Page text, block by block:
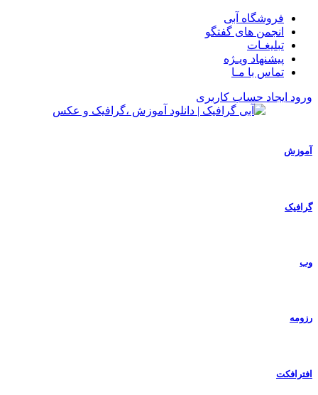
فروشگاه آبی
انجمن های گفتگو
تبلیغـات
پیشنهاد ویـژه
تماس با مـا
ورود ایجاد حساب کاربری
آموزش
گرافیک
وب
رزومه
افترافکت